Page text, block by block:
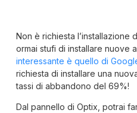
Non è richiesta l’installazione
ormai stufi di installare nuove
interessante è quello di
richiesta di installare una
tassi di abbandono del 69%!
Dal pannello di Optix, potrai